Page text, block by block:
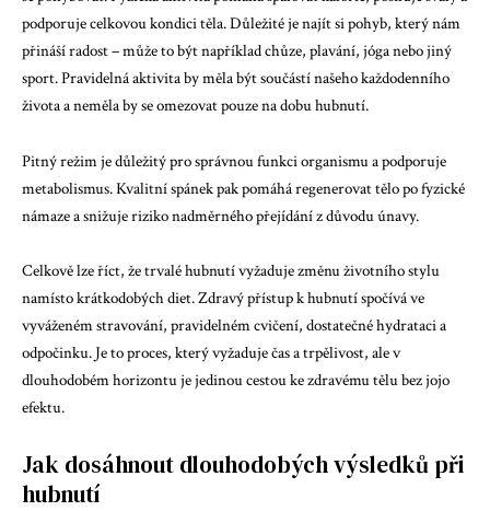
podporuje celkovou kondici těla. Důležité je najít si pohyb, který nám
přináší radost – může to být například chůze, plavání, jóga nebo jiný
sport. Pravidelná aktivita by měla být součástí našeho každodenního
života a neměla by se omezovat pouze na dobu hubnutí.
Pitný režim je důležitý pro správnou funkci organismu a podporuje
metabolismus. Kvalitní spánek pak pomáhá regenerovat tělo po fyzické
námaze a snižuje riziko nadměrného přejídání z důvodu únavy.
Celkově lze říct, že trvalé hubnutí vyžaduje změnu životního stylu
namísto krátkodobých diet. Zdravý přístup k hubnutí spočívá ve
vyváženém stravování, pravidelném cvičení, dostatečné hydrataci a
odpočinku. Je to proces, který vyžaduje čas a trpělivost, ale v
dlouhodobém horizontu je jedinou cestou ke zdravému tělu bez jojo
efektu.
Jak dosáhnout dlouhodobých výsledků při
hubnutí